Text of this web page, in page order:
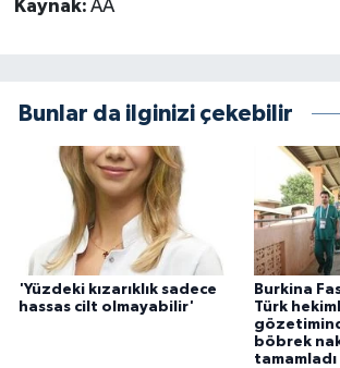
Kaynak: AA
Bunlar da ilginizi çekebilir
'Yüzdeki kızarıklık sadece
hassas cilt olmayabilir'
Burkina
Türk
böbrek
tamamladı